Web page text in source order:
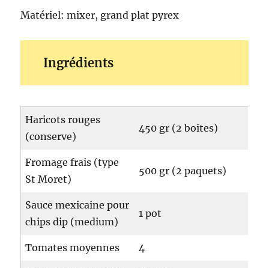
Matériel: mixer, grand plat pyrex
Ingrédients
Haricots rouges
(conserve)
450 gr (2 boites)
Fromage frais (type
St Moret)
500 gr (2 paquets)
Sauce mexicaine pour
chips dip (medium)
1 pot
Tomates moyennes 4